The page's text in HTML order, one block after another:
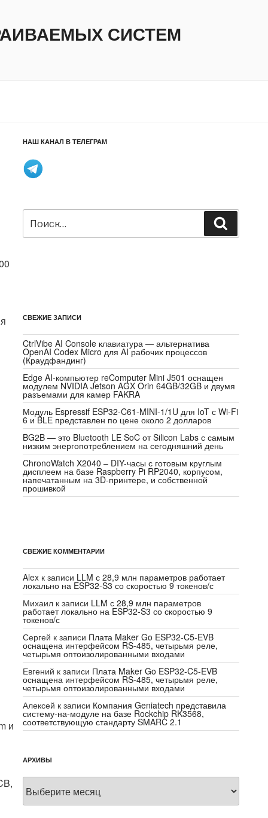
СИСТЕМ
и
НАШ КАНАЛ В ТЕЛЕГРАМ
Искать:
СВЕЖИЕ ЗАПИСИ
CtrlVibe AI Console клавиатура — альтернатива
OpenAI Codex Micro для AI рабочих процессов
(Краудфандинг)
Edge AI-компьютер reComputer Mini J501 оснащен
модулем NVIDIA Jetson AGX Orin 64GB/32GB и двумя
разъемами для камер FAKRA
Модуль Espressif ESP32-C61-MINI-1/1U для IoT с Wi-Fi
6 и BLE представлен по цене около 2 долларов
BG2B — это Bluetooth LE SoC от Silicon Labs с самым
низким энергопотреблением на сегодняшний день
ChronoWatch X2040 – DIY-часы с готовым круглым
дисплеем на базе Raspberry Pi RP2040, корпусом,
напечатанным на 3D-принтере, и собственной
прошивкой
СВЕЖИЕ КОММЕНТАРИИ
Alex к записи LLM с 28,9 млн параметров работает
локально на ESP32-S3 со скоростью 9 токенов/с
Михаил к записи LLM с 28,9 млн параметров
работает локально на ESP32-S3 со скоростью 9
токенов/с
Сергей к записи Плата Maker Go ESP32-C5-EVB
оснащена интерфейсом RS-485, четырьмя реле,
четырьмя оптоизолированными входами
Евгений к записи Плата Maker Go ESP32-C5-EVB
оснащена интерфейсом RS-485, четырьмя реле,
четырьмя оптоизолированными входами
Алексей к записи Компания Geniatech представила
систему-на-модуле на базе Rockchip RK3568,
соответствующую стандарту SMARC 2.1
АРХИВЫ
Архивы